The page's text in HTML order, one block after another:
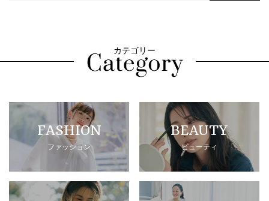
カテゴリー
FASHION
ファッション
BEAUTY
ビューティ